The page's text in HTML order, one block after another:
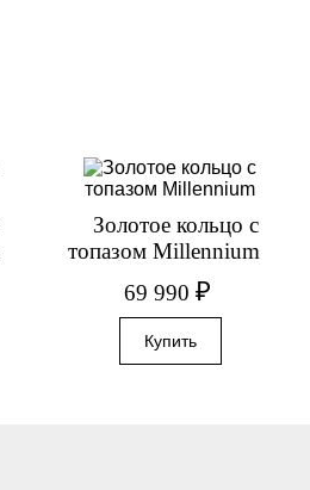
Золотое кольцо с
топазом Millennium
69 990 ₽